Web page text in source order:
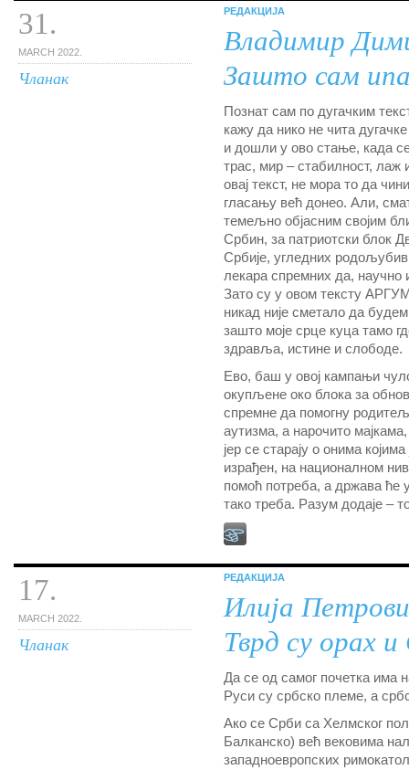
31.
MARCH 2022.
Чланак
РЕДАКЦИЈА
Владимир
Зашто сам
Познат сам по дугачким
кажу да нико не чита
и дошли у ово стање, када
трас, мир – стабилност, лаж
овај текст, не мора то да
гласању већ донео. Али,
темељно објасним својим
Србин, за патриотски блок
Србије, угледних
лекара спремних да, научно
Зато су у овом тексту
никад није сметало да
зашто моје срце куца тамо
здравља, истине и слободе.
Ево, баш у овој кампањи
окупљене око блока за
спремне да помогну
аутизма, а нарочито
јер се старају о онима
израђен, на националном
помоћ потреба, а држава ће
тако треба. Разум додаје –
17.
MARCH 2022.
Чланак
РЕДАКЦИЈА
Илија
Тврд су орах
Да се од самог почетка има
Руси су србско племе, а
Ако се Срби са Хелмског
Балканско) већ вековима
западноевропских